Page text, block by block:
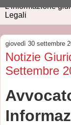
L'informazione
Legali
giovedì 30 settembre
Notizie
Settembre